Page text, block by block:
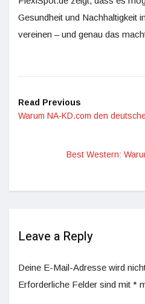
Gesundheit und Nachhaltigkeit
vereinen – und genau das
Read Previous
Warum NA-KD.com den
Best Western:
Leave a Reply
Deine E-Mail-Adresse wird
Erforderliche Felder sind mit *